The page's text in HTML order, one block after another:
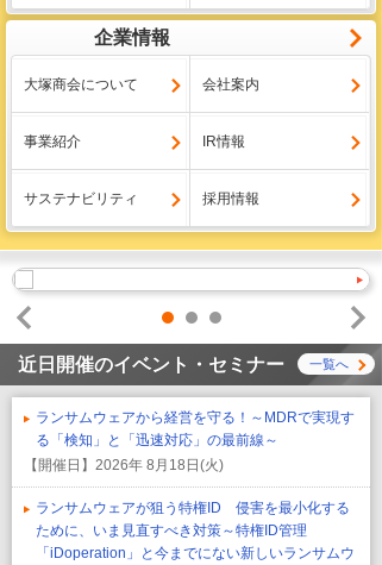
企業情報
大塚商会について 会社案内
事業紹介 IR情報
サステナビリティ 採用情報
1 2
3
Prev
Next
近日開催のイベント・セミナー 一覧へ
ランサムウェアから経営を守る！～MDRで実現す
る「検知」と「迅速対応」の最前線～
【開催日】 2026年 8月18日(火)
ランサムウェアが狙う特権ID 侵害を最小化する
ために、いま見直すべき対策～特権ID管理
「iDoperation」と今までにない新しいランサムウ